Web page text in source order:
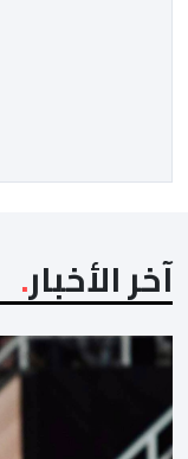
آخر الأخبار